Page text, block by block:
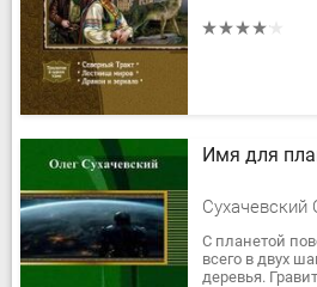
путь лежит на...
Имя для
Сухачевский
С планетой
всего в двух
деревья.